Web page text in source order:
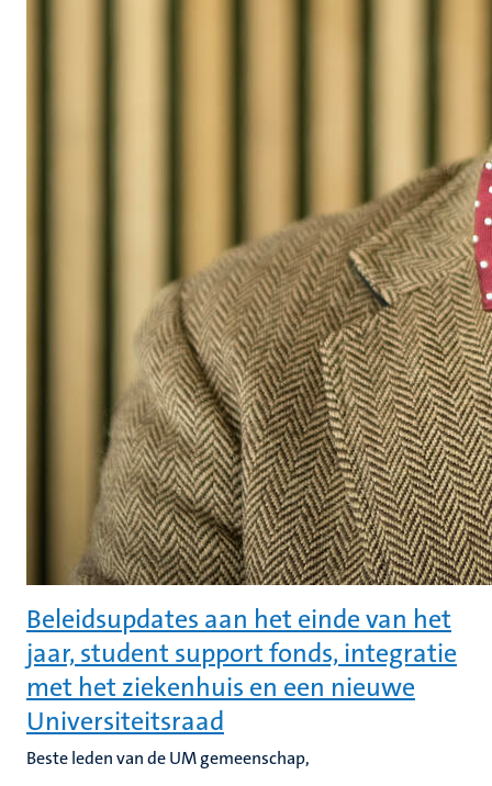
Beleidsupdates aan het einde van het
jaar, student support fonds, integratie
met het ziekenhuis en een nieuwe
Universiteitsraad
Beste leden van de UM gemeenschap,